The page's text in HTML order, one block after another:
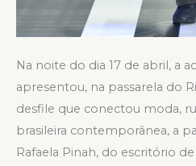
Na noite do dia 17 de abril, a
apresentou, na passarela do
desfile que conectou moda,
brasileira contemporânea, a
Rafaela Pinah, do escritório